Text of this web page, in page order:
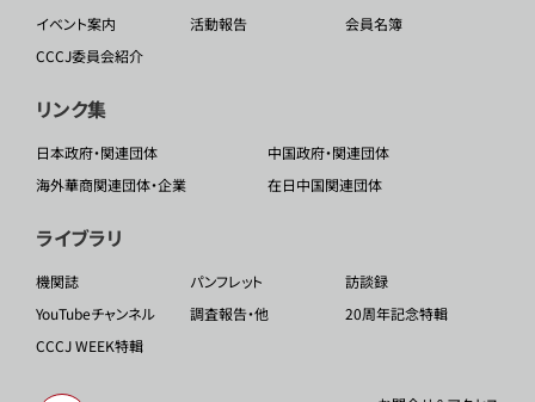
イベント案内 活動報告
会員名簿
CCCJ委員会紹介
リンク集
日本政府・関連団体
中国政府・関連団体
海外華商関連団体・企業
在日中国関連団体
ライブラリ
機関誌 パンフレット
訪談録
YouTubeチャンネル
調査報告・他
20周年記念特輯
CCCJ WEEK特輯